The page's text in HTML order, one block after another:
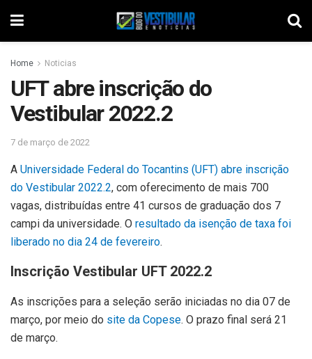
Home Noticias
UFT abre inscrição do
Vestibular 2022.2
7 de março de 2022
A Universidade Federal do Tocantins (UFT) abre inscrição
do Vestibular 2022.2, com oferecimento de mais 700
vagas, distribuídas entre 41 cursos de graduação dos 7
campi da universidade. O resultado da isenção de taxa foi
liberado no dia 24 de fevereiro.
Inscrição Vestibular UFT 2022.2
As inscrições para a seleção serão iniciadas no dia 07 de
março, por meio do site da Copese. O prazo final será 21
de março.